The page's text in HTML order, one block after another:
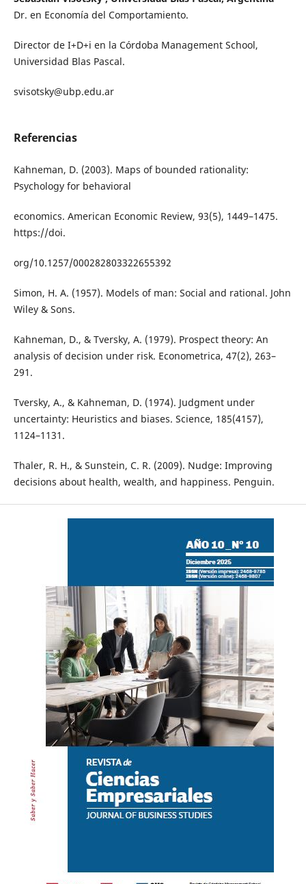
Dr. en Economía del Comportamiento.
Director de I+D+i en la Córdoba Management School,
Universidad Blas Pascal.
svisotsky@ubp.edu.ar
Referencias
Kahneman, D. (2003). Maps of bounded rationality:
Psychology for behavioral
economics. American Economic Review, 93(5), 1449–1475.
https://doi.
org/10.1257/000282803322655392
Simon, H. A. (1957). Models of man: Social and rational. John
Wiley & Sons.
Kahneman, D., & Tversky, A. (1979). Prospect theory: An
analysis of decision under risk. Econometrica, 47(2), 263–
291.
Tversky, A., & Kahneman, D. (1974). Judgment under
uncertainty: Heuristics and biases. Science, 185(4157),
1124–1131.
Thaler, R. H., & Sunstein, C. R. (2009). Nudge: Improving
decisions about health, wealth, and happiness. Penguin.